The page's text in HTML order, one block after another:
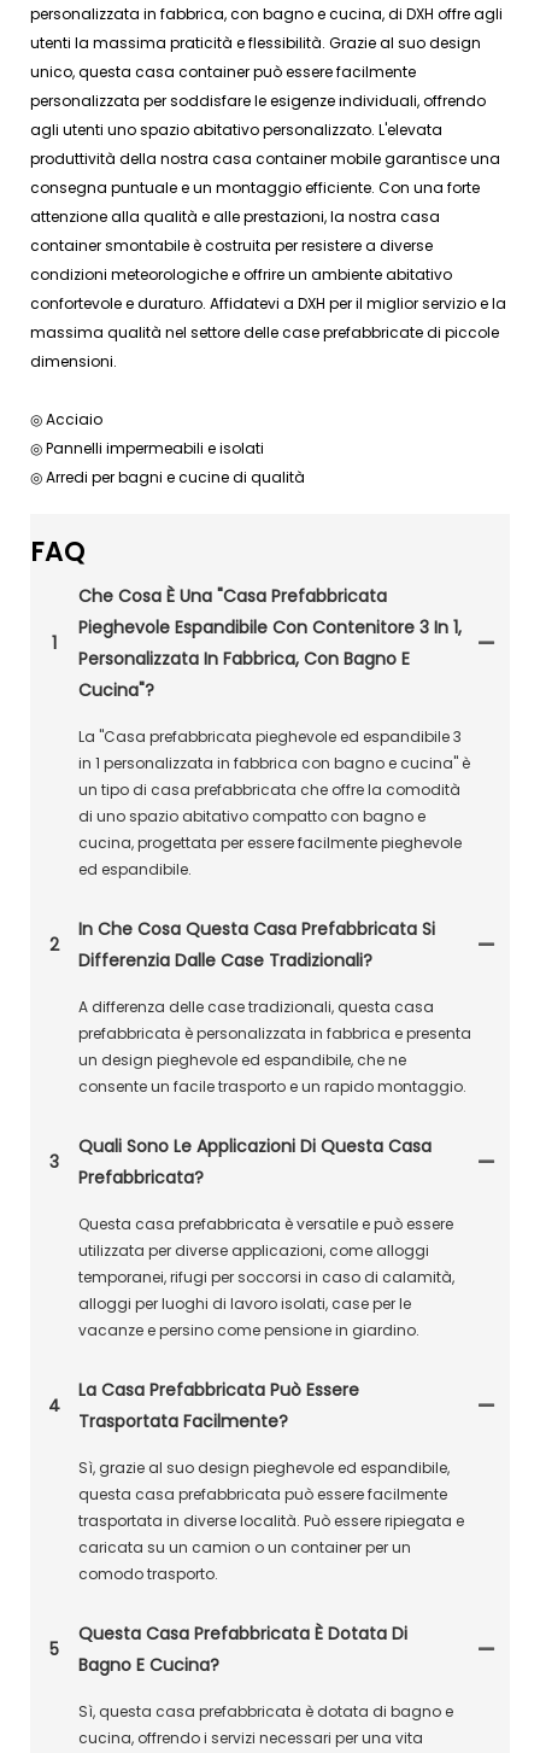
personalizzata in fabbrica, con bagno e cucina, di DXH offre agli
utenti la massima praticità e flessibilità. Grazie al suo design
unico, questa casa container può essere facilmente
personalizzata per soddisfare le esigenze individuali, offrendo
agli utenti uno spazio abitativo personalizzato. L'elevata
produttività della nostra casa container mobile garantisce una
consegna puntuale e un montaggio efficiente. Con una forte
attenzione alla qualità e alle prestazioni, la nostra casa
container smontabile è costruita per resistere a diverse
condizioni meteorologiche e offrire un ambiente abitativo
confortevole e duraturo. Affidatevi a DXH per il miglior servizio e la
massima qualità nel settore delle case prefabbricate di piccole
dimensioni.
◎ Acciaio
◎ Pannelli impermeabili e isolati
◎ Arredi per bagni e cucine di qualità
FAQ
1
Che Cosa È Una "casa Prefabbricata
Pieghevole Espandibile Con Contenitore 3 In 1,
Personalizzata In Fabbrica, Con Bagno E
Cucina"?
La "Casa prefabbricata pieghevole ed espandibile 3
in 1 personalizzata in fabbrica con bagno e cucina" è
un tipo di casa prefabbricata che offre la comodità
di uno spazio abitativo compatto con bagno e
cucina, progettata per essere facilmente pieghevole
ed espandibile.
2
In Che Cosa Questa Casa Prefabbricata Si
Differenzia Dalle Case Tradizionali?
A differenza delle case tradizionali, questa casa
prefabbricata è personalizzata in fabbrica e presenta
un design pieghevole ed espandibile, che ne
consente un facile trasporto e un rapido montaggio.
3
Quali Sono Le Applicazioni Di Questa Casa
Prefabbricata?
Questa casa prefabbricata è versatile e può essere
utilizzata per diverse applicazioni, come alloggi
temporanei, rifugi per soccorsi in caso di calamità,
alloggi per luoghi di lavoro isolati, case per le
vacanze e persino come pensione in giardino.
4
La Casa Prefabbricata Può Essere
Trasportata Facilmente?
Sì, grazie al suo design pieghevole ed espandibile,
questa casa prefabbricata può essere facilmente
trasportata in diverse località. Può essere ripiegata e
caricata su un camion o un container per un
comodo trasporto.
5
Questa Casa Prefabbricata È Dotata Di
Bagno E Cucina?
Sì, questa casa prefabbricata è dotata di bagno e
cucina, offrendo i servizi necessari per una vita